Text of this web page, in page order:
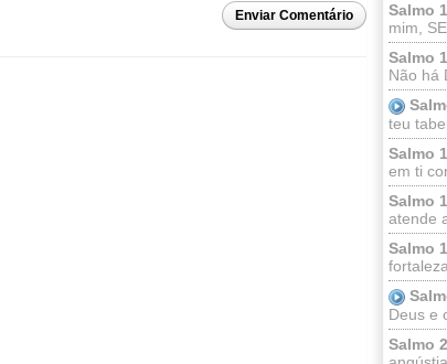
Salmo
mim,
Salmo
Não há
teu
Salmo
em ti
Salmo
atende
Salmo
Deus e
Salmo
Enviar Comentário